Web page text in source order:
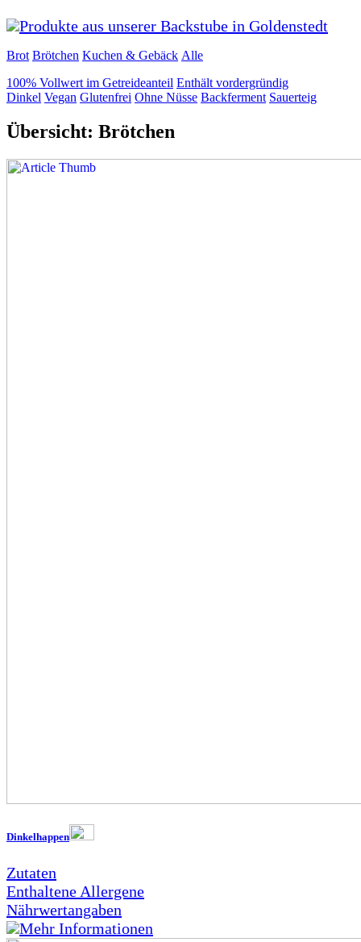
Produkte aus unserer Backstube in Goldenstedt
Brot Brötchen Kuchen & Gebäck Alle
100% Vollwert im Getreideanteil Enthält vordergründig
Dinkel Vegan Glutenfrei Ohne Nüsse Backferment Sauerteig
Übersicht: Brötchen
Dinkelhappen
Zutaten
Enthaltene Allergene
Nährwertangaben
Mehr Informationen